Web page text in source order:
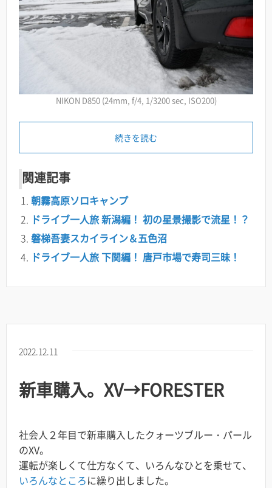
NIKON D850 (24mm, f/4, 1/3200 sec, ISO200)
続きを読む
関連記事
朝霧高原ソロキャンプ
ドライブ一人旅 新潟編！ 初の星景撮影で流星！？
磐梯吾妻スカイライン＆五色沼
ドライブ一人旅 下関編！ 唐戸市場で寿司三昧！
2022.12.11
新車購入。XV→FORESTER
社会人２年目で新車購入したクォーツブルー・パール
のXV。
運転が楽しくて仕方なくて、いろんなひとを乗せて、
いろんなところに繰り出しました。